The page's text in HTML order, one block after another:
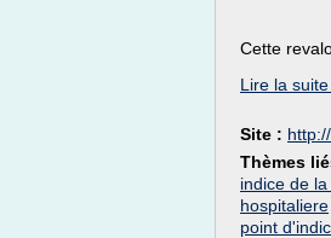
Cette
Lire la suite
Site :
Thèmes
indice de
hospitaliere
point